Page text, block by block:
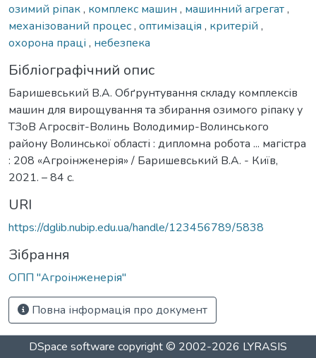
озимий ріпак, комплекс машин , машинний агрегат,
механізований процес, оптимізація , критерій ,
охорона праці , небезпека
Бібліографічний опис
Баришевський В.А. Обґрунтування складу комплексів
машин для вирощування та збирання озимого ріпаку у
ТЗоВ Агросвіт-Волинь Володимир-Волинського
району Волинської області : дипломна робота ... магістра
: 208 «Агроінженерія» / Баришевський В.А. - Київ,
2021. – 84 с.
URI
https://dglib.nubip.edu.ua/handle/123456789/5838
Зібрання
ОПП "Агроінженерія"
Повна інформація про документ
DSpace software copyright © 2002-2026 LYRASIS